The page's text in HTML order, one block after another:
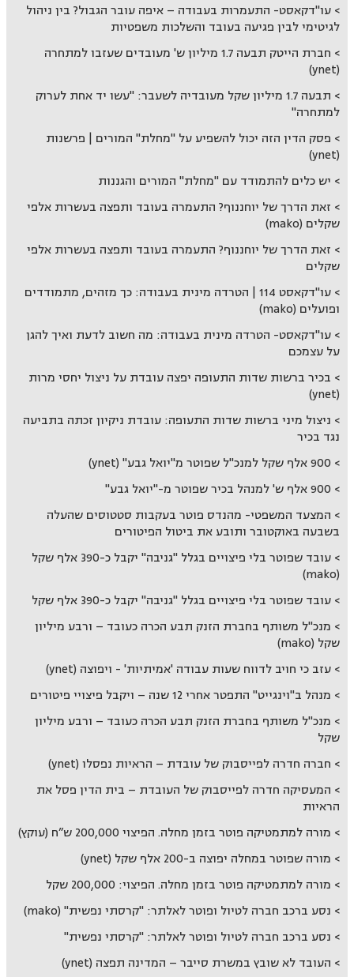
עו"דקאסט- התעמרות בעבודה – איפה עובר הגבול? בין ניהול
לגיטימי לבין פגיעה בעובד והשלכות משפטיות
חברת הייטק תבעה 1.7 מיליון ש' מעובדים שעזבו למתחרה
(ynet)
תבעה 1.7 מיליון שקל מעובדיה לשעבר: "עשו יד אחת לערוק
למתחרה"
פסק הדין הזה יכול להשפיע על "מחלת" המורים | פרשנות
(ynet)
יש כלים להתמודד עם "מחלת" המורים והגננות
זאת הדרך של יוחננוף? התעמרה בעובד ותפצה בעשרות אלפי
שקלים (mako)
זאת הדרך של יוחננוף? התעמרה בעובד ותפצה בעשרות אלפי
שקלים
עו"דקאסט 114 | הטרדה מינית בעבודה: כך מזהים, מתמודדים
ופועלים (mako)
עו"דקאסט- הטרדה מינית בעבודה: מה חשוב לדעת ואיך להגן
על עצמכם
בכיר ברשות שדות התעופה יפצה עובדת על ניצול יחסי מרות
(ynet)
ניצול מיני ברשות שדות התעופה: עובדת ניקיון זכתה בתביעה
נגד בכיר
900 אלף שקל למנכ"ל שפוטר מ"יואל גבע" (ynet)
900 אלף ש' למנהל בכיר שפוטר מ-"יואל גבע"
המצעד המשפטי- מהנדס פוטר בעקבות סטטוסים שהעלה
בשבעה באוקטובר ותובע את ביטול הפיטורים
עובד שפוטר בלי פיצויים בגלל "גניבה" יקבל כ-390 אלף שקל
(mako)
עובד שפוטר בלי פיצויים בגלל "גניבה" יקבל כ-390 אלף שקל
מנכ"ל משותף בחברת הזנק תבע הכרה כעובד – ורבע מיליון
שקל (mako)
עזב כי חויב לדווח שעות עבודה 'אמיתיות' - ויפוצה (ynet)
מנהל ב"וינגייט" התפטר אחרי 12 שנה – ויקבל פיצויי פיטורים
מנכ"ל משותף בחברת הזנק תבע הכרה כעובד – ורבע מיליון
שקל
חברה חדרה לפייסבוק של עובדת – הראיות נפסלו (ynet)
המעסיקה חדרה לפייסבוק של העובדת – בית הדין פסל את
הראיות
מורה למתמטיקה פוטר בזמן מחלה. הפיצוי 200,000 ש”ח (עוקץ)
מורה שפוטר במחלה יפוצה ב-200 אלף שקל (ynet)
מורה למתמטיקה פוטר בזמן מחלה. הפיצוי: 200,000 שקל
נסע ברכב חברה לטיול ופוטר לאלתר: "קרסתי נפשית" (mako)
נסע ברכב חברה לטיול ופוטר לאלתר: "קרסתי נפשית"
העובד לא שובץ במשרת סייבר – המדינה תפצה (ynet)